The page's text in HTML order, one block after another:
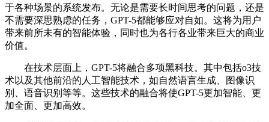
于各种场景的系统发布。无论是需要长时间思考的问题，还是
不需要深思熟虑的任务，GPT-5都能够应对自如。这将为用户
带来前所未有的智能体验，同时也为各行各业带来巨大的商业
价值。
在技术层面上，GPT-5将融合多项黑科技。其中包括o3技
术以及其他前沿的人工智能技术，如自然语言生成、图像识
别、语音识别等等。这些技术的融合将使GPT-5更加智能、更
加全面、更加高效。